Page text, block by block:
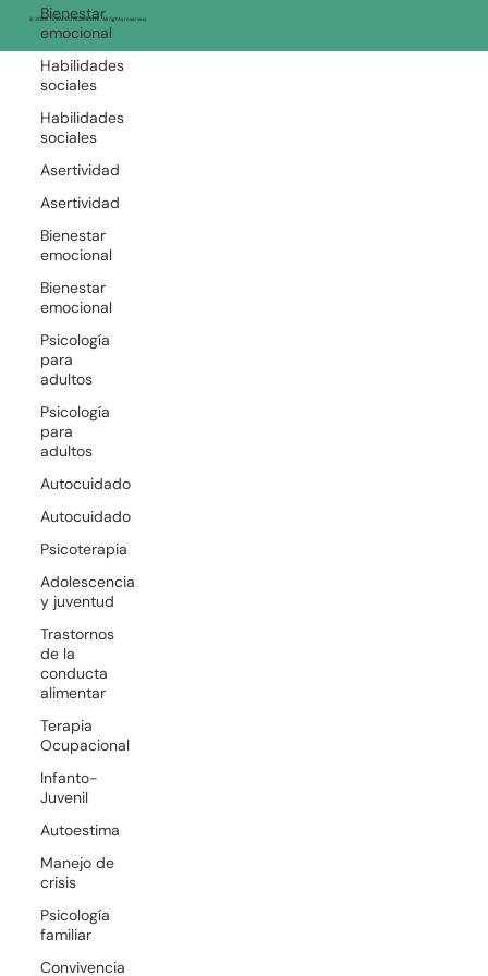
Bienestar
emocional
Habilidades
sociales
Habilidades
sociales
Asertividad
Asertividad
Bienestar
emocional
Bienestar
emocional
Psicología
para
adultos
Psicología
para
adultos
Autocuidado
Autocuidado
Psicoterapia
Adolescencia
y juventud
Trastornos
de la
conducta
alimentar
Terapia
Ocupacional
Infanto-
Juvenil
Autoestima
Manejo de
crisis
Psicología
familiar
Convivencia
© 2026 TERAPEUTICAMENTE. All rights reserved.